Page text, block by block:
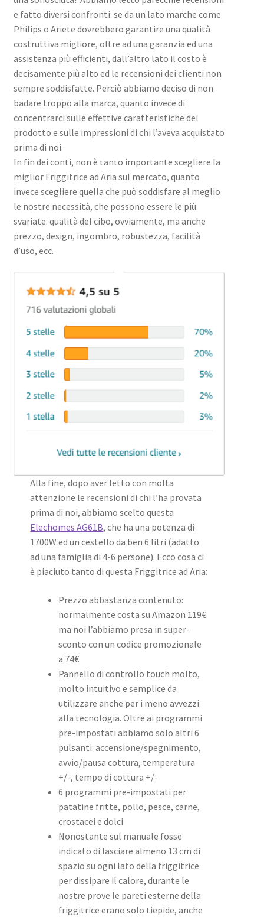
e fatto diversi confronti: se da un lato marche come
Philips o Ariete dovrebbero garantire una qualità
costruttiva migliore, oltre ad una garanzia ed una
assistenza più efficienti, dall’altro lato il costo è
decisamente più alto ed le recensioni dei clienti non
sempre soddisfatte. Perciò abbiamo deciso di non
badare troppo alla marca, quanto invece di
concentrarci sulle effettive caratteristiche del
prodotto e sulle impressioni di chi l’aveva acquistato
prima di noi.
In fin dei conti, non è tanto importante scegliere la
miglior Friggitrice ad Aria sul mercato, quanto
invece scegliere quella che può soddisfare al meglio
le nostre necessità, che possono essere le più
svariate: qualità del cibo, ovviamente, ma anche
prezzo, design, ingombro, robustezza, facilità
d’uso, ecc.
Alla fine, dopo aver letto con molta
attenzione le recensioni di chi l’ha provata
prima di noi, abbiamo scelto questa
Elechomes AG61B, che ha una potenza di
1700W ed un cestello da ben 6 litri (adatto
ad una famiglia di 4-6 persone). Ecco cosa ci
è piaciuto tanto di questa Friggitrice ad Aria:
Prezzo abbastanza contenuto:
normalmente costa su Amazon 119€
ma noi l’abbiamo presa in super-
sconto con un codice promozionale
a 74€
Pannello di controllo touch molto,
molto intuitivo e semplice da
utilizzare anche per i meno avvezzi
alla tecnologia. Oltre ai programmi
pre-impostati abbiamo solo altri 6
pulsanti: accensione/spegnimento,
avvio/pausa cottura, temperatura
+/-, tempo di cottura +/-
6 programmi pre-impostati per
patatine fritte, pollo, pesce, carne,
crostacei e dolci
Nonostante sul manuale fosse
indicato di lasciare almeno 13 cm di
spazio su ogni lato della friggitrice
per dissipare il calore, durante le
nostre prove le pareti esterne della
friggitrice erano solo tiepide, anche